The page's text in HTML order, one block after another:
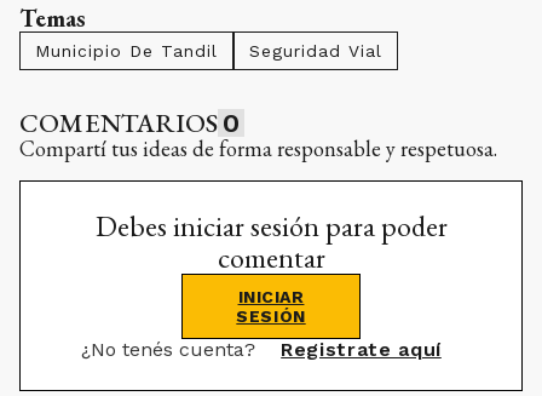
Temas
Municipio De Tandil Seguridad Vial
COMENTARIOS 0
Compartí tus ideas de forma responsable y respetuosa.
Debes iniciar sesión para poder
comentar
INICIAR
SESIÓN
¿No tenés cuenta? Registrate aquí